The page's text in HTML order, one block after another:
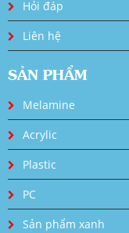
Hỏi đáp
Liên hệ
SẢN PHẨM
Melamine
Acrylic
Plastic
PC
Sản phẩm xanh